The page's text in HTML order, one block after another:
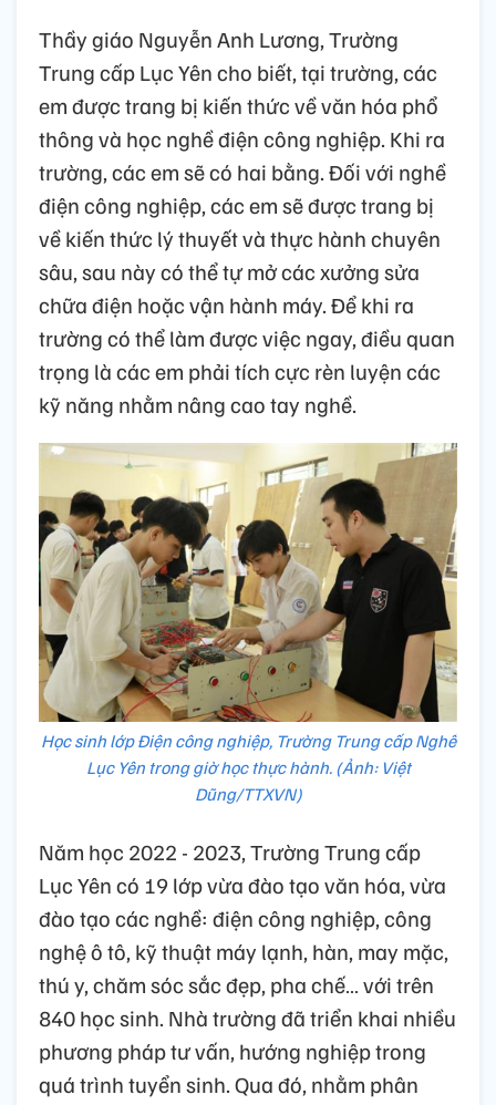
Thầy giáo Nguyễn Anh Lương, Trường
Trung cấp Lục Yên cho biết, tại trường, các
em được trang bị kiến thức về văn hóa phổ
thông và học nghề điện công nghiệp. Khi ra
trường, các em sẽ có hai bằng. Đối với nghề
điện công nghiệp, các em sẽ được trang bị
về kiến thức lý thuyết và thực hành chuyên
sâu, sau này có thể tự mở các xưởng sửa
chữa điện hoặc vận hành máy. Để khi ra
trường có thể làm được việc ngay, điều quan
trọng là các em phải tích cực rèn luyện các
kỹ năng nhằm nâng cao tay nghề.
Học sinh lớp Điện công nghiệp, Trường Trung cấp Nghề
Lục Yên trong giờ học thực hành. (Ảnh: Việt
Dũng/TTXVN)
Năm học 2022 - 2023, Trường Trung cấp
Lục Yên có 19 lớp vừa đào tạo văn hóa, vừa
đào tạo các nghề: điện công nghiệp, công
nghệ ô tô, kỹ thuật máy lạnh, hàn, may mặc,
thú y, chăm sóc sắc đẹp, pha chế… với trên
840 học sinh. Nhà trường đã triển khai nhiều
phương pháp tư vấn, hướng nghiệp trong
quá trình tuyển sinh. Qua đó, nhằm phân